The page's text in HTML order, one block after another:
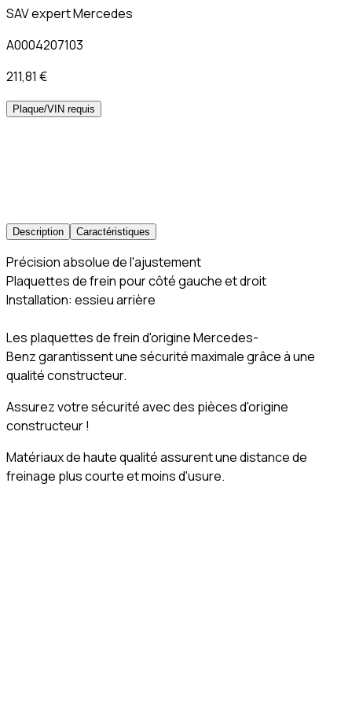
SAV expert Mercedes
A0004207103
211,81 €
Plaque/VIN requis
Description Caractéristiques
Précision absolue de l'ajustement
Plaquettes de frein pour côté gauche et droit
Installation: essieu arrière
Les plaquettes de frein d'origine Mercedes-
Benz garantissent une sécurité maximale grâce à une
qualité constructeur.
Assurez votre sécurité avec des pièces d'origine
constructeur !
Matériaux de haute qualité assurent une distance de
freinage plus courte et moins d'usure.